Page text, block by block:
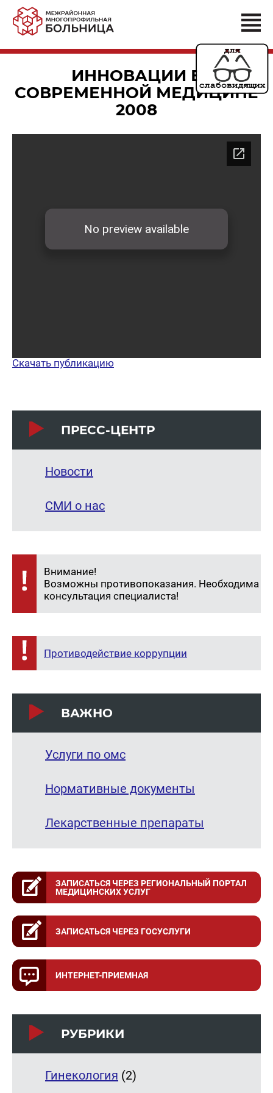
ИННОВАЦИИ В
СОВРЕМЕННОЙ МЕДИЦИНЕ
2008
Ска­чать пуб­ли­ка­цию
ПРЕСС-ЦЕНТР
Новости
СМИ о нас
Внимание!
Возможны противопоказания. Необходима
консультация специалиста!
Противодействие коррупции
ВАЖНО
Услуги по омс
Нормативные документы
Лекарственные препараты
ЗАПИСАТЬСЯ ЧЕРЕЗ РЕГИОНАЛЬНЫЙ ПОРТАЛ
МЕДИЦИНСКИХ УСЛУГ
ЗАПИСАТЬСЯ ЧЕРЕЗ ГОСУСЛУГИ
ИНТЕРНЕТ-ПРИЕМНАЯ
РУБРИКИ
Гинекология (2)